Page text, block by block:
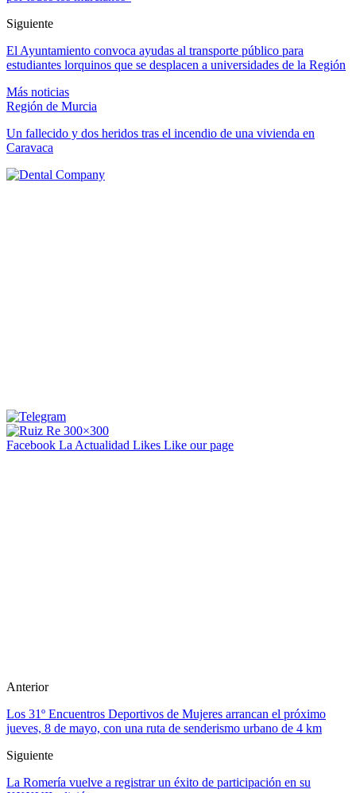
Siguiente
El Ayuntamiento convoca ayudas al transporte público para
estudiantes lorquinos que se desplacen a universidades de la Región
Más noticias
Región de Murcia
Un fallecido y dos heridos tras el incendio de una vivienda en
Caravaca
Facebook La Actualidad Likes Like our page
Anterior
Los 31º Encuentros Deportivos de Mujeres arrancan el próximo
jueves, 8 de mayo, con una ruta de senderismo urbano de 4 km
Siguiente
La Romería vuelve a registrar un éxito de participación en su